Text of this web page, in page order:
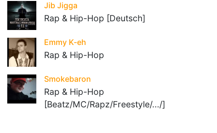
Jib Jigga
Rap & Hip-Hop [Deutsch]
Emmy K-eh
Rap & Hip-Hop
Smokebaron
Rap & Hip-Hop
[Beatz/MC/Rapz/Freestyle/.../]